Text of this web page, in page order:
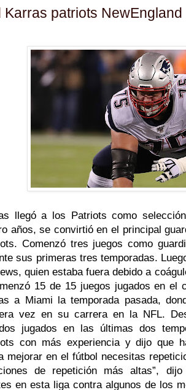
Karras patriots NewEngland
llegó a los Patriots como
años, se convirtió en el principal
Comenzó tres juegos como
sus primeras tres temporadas.
quien estaba fuera debido a
15 de 15 juegos jugados en el
a Miami la temporada pasada,
vez en su carrera en la NFL.
jugados en las últimas dos
con más experiencia y dijo que
mejorar en el fútbol necesitas
de repetición más altas”,
en esta liga contra algunos de los